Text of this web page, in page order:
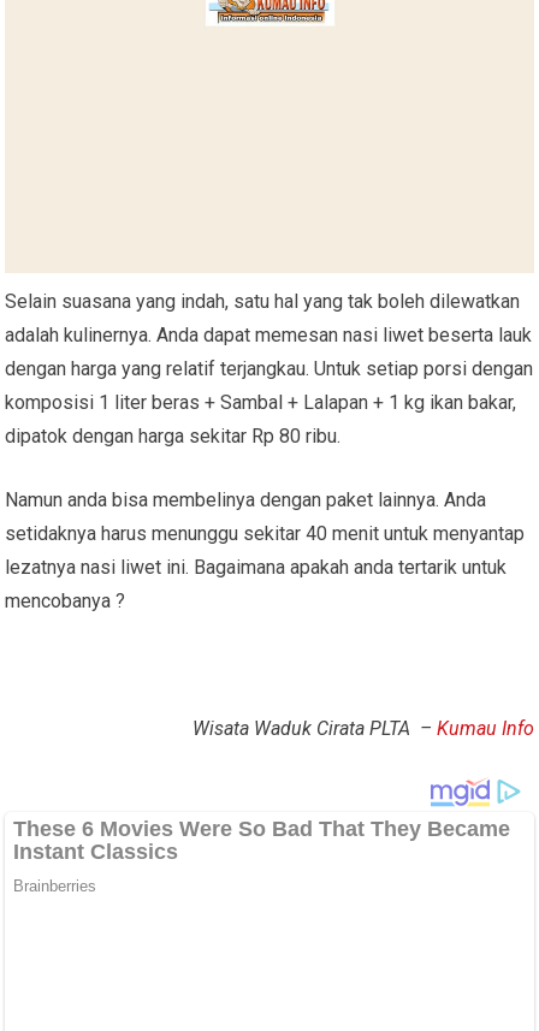
Selain suasana yang indah, satu hal yang tak boleh dilewatkan
adalah kulinernya. Anda dapat memesan nasi liwet beserta lauk
dengan harga yang relatif terjangkau. Untuk setiap porsi dengan
komposisi 1 liter beras + Sambal + Lalapan + 1 kg ikan bakar,
dipatok dengan harga sekitar Rp 80 ribu.
Namun anda bisa membelinya dengan paket lainnya. Anda
setidaknya harus menunggu sekitar 40 menit untuk menyantap
lezatnya nasi liwet ini. Bagaimana apakah anda tertarik untuk
mencobanya ?
Wisata Waduk Cirata PLTA – Kumau Info